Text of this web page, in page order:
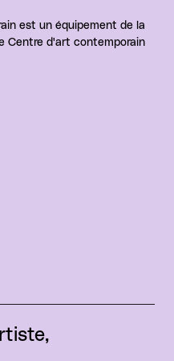
est un équipement de la
Centre d'art contemporain